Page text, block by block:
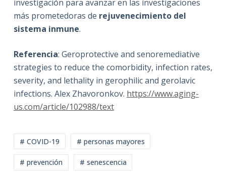
investigación para avanzar en las investigaciones
más prometedoras de rejuvenecimiento del
sistema inmune.
Referencia: Geroprotective and senoremediative
strategies to reduce the comorbidity, infection rates,
severity, and lethality in gerophilic and gerolavic
infections. Alex Zhavoronkov. https://www.aging-
us.com/article/102988/text
# COVID-19 # personas mayores
# prevención # senescencia